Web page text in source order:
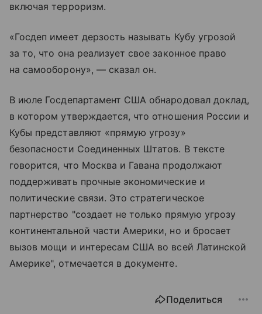
включая терроризм.
«Госдеп имеет дерзость называть Кубу угрозой
за то, что она реализует свое законное право
на самооборону», — сказал он.
В июле Госдепартамент США обнародовал доклад,
в котором утверждается, что отношения России и
Кубы представляют «прямую угрозу»
безопасности Соединенных Штатов. В тексте
говорится, что Москва и Гавана продолжают
поддерживать прочные экономические и
политические связи. Это стратегическое
партнерство "создает не только прямую угрозу
континентальной части Америки, но и бросает
вызов мощи и интересам США во всей Латинской
Америке", отмечается в документе.
Поделиться